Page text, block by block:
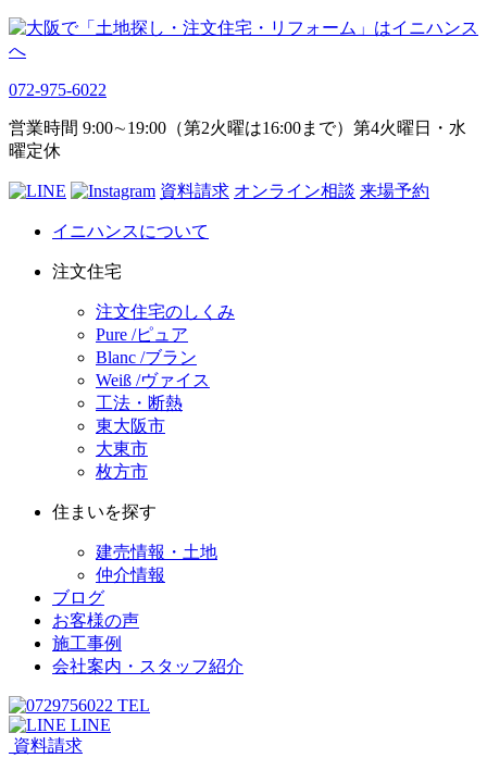
072-975-6022
営業時間 9:00∼19:00（第2火曜は16:00まで）第4火曜日・水
曜定休
資料請求 オンライン相談 来場予約
イニハンスについて
注文住宅
注文住宅のしくみ
Pure /ピュア
Blanc /ブラン
Weiß /ヴァイス
工法・断熱
東大阪市
大東市
枚方市
住まいを探す
建売情報・土地
仲介情報
ブログ
お客様の声
施工事例
会社案内・スタッフ紹介
TEL
LINE
資料請求